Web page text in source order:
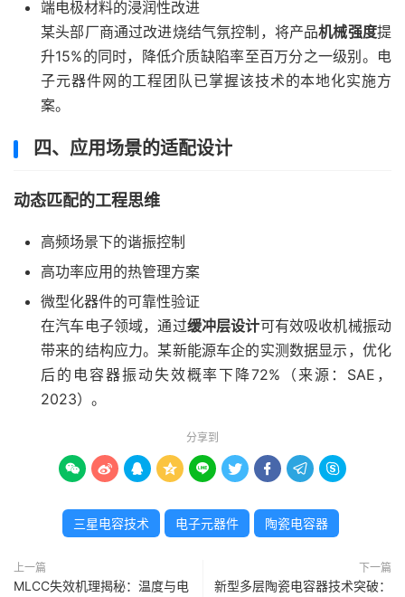
端电极材料的浸润性改进
某头部厂商通过改进烧结气氛控制，将产品机械强度提
升15%的同时，降低介质缺陷率至百万分之一级别。电
子元器件网的工程团队已掌握该技术的本地化实施方
案。
四、应用场景的适配设计
动态匹配的工程思维
高频场景下的谐振控制
高功率应用的热管理方案
微型化器件的可靠性验证
在汽车电子领域，通过缓冲层设计可有效吸收机械振动
带来的结构应力。某新能源车企的实测数据显示，优化
后的电容器振动失效概率下降72%（来源：SAE，
2023）。
分享到
        
三星电容技术 电子元器件 陶瓷电容器
上一篇
MLCC失效机理揭秘：温度与电
下一篇
新型多层陶瓷电容器技术突破：